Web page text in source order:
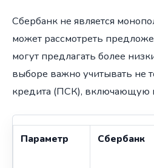
Сбербанк не является
может рассмотреть
могут предлагать более
выборе важно учитывать не
кредита (ПСК), включающую
Параметр Сбербанк